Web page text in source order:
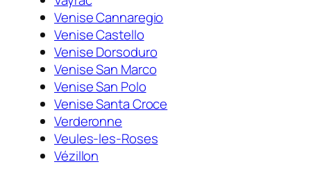
Venise Cannaregio
Venise Castello
Venise Dorsoduro
Venise San Marco
Venise San Polo
Venise Santa Croce
Verderonne
Veules-les-Roses
Vézillon